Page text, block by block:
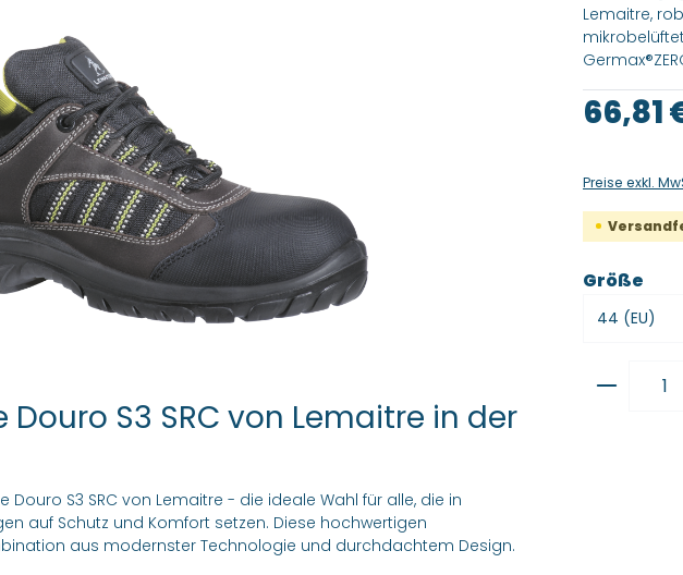
Lemaitre,
Regulärer
66,81
Preise exkl.
Größe
S3 SRC von Lemaitre in der
Douro S3 SRC von Lemaitre - die ideale Wahl für alle, die in
auf Schutz und Komfort setzen. Diese hochwertigen
aus modernster Technologie und durchdachtem Design.